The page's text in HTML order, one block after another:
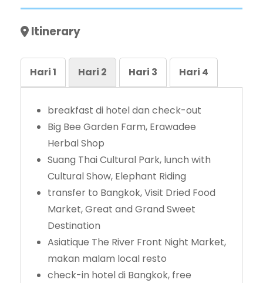
Itinerary
Hari 1 Hari 2 Hari 3 Hari 4
breakfast di hotel dan check-out
Big Bee Garden Farm, Erawadee
Herbal Shop
Suang Thai Cultural Park, lunch with
Cultural Show, Elephant Riding
transfer to Bangkok, Visit Dried Food
Market, Great and Grand Sweet
Destination
Asiatique The River Front Night Market,
makan malam local resto
check-in hotel di Bangkok, free